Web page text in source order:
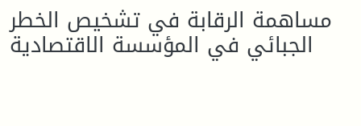
مساهمة الرقابة في تشخيص الخطر
الجبائي في المؤسسة الاقتصادية